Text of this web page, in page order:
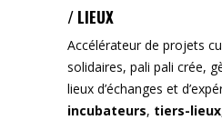
/ LIEUX
Accélérateur de projets
solidaires, pali pali crée,
lieux d’échanges et
incubateurs, tiers-lieux